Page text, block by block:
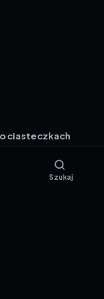
ciasteczkach
Szukaj